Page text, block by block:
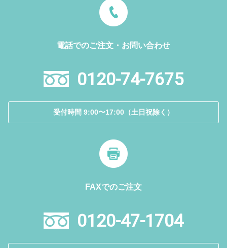
電話でのご注文・お問い合わせ
0120-74-7675
受付時間 9:00〜17:00（土日祝除く）
FAXでのご注文
0120-47-1704